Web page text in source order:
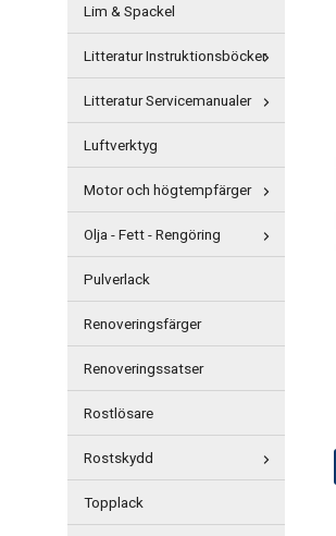
Lim & Spackel
Litteratur Instruktionsböcker
Litteratur Servicemanualer
Luftverktyg
Motor och högtempfärger
Olja - Fett - Rengöring
Pulverlack
Renoveringsfärger
Renoveringssatser
Rostlösare
Rostskydd
Topplack